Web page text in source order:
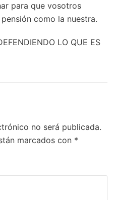
para que vosotros
como la nuestra.
LO QUE ES
no será publicada.
marcados con *